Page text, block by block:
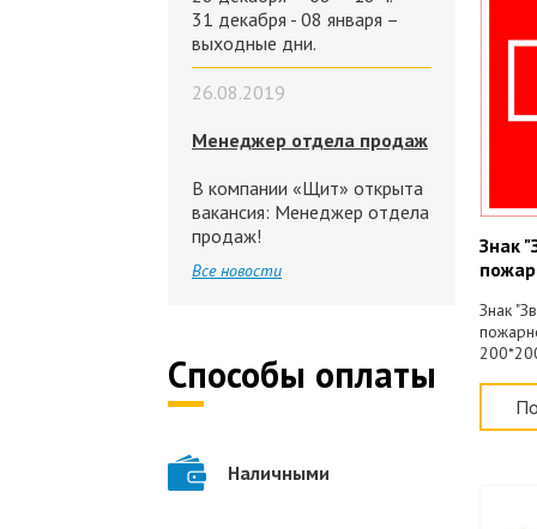
Знак
Знак
31 декабря - 08 января –
выходные дни.
26.08.2019
Менеджер отдела продаж
В компании «Щит» открыта
вакансия: Менеджер отдела
продаж!
Все новости
Способы оплаты
Наличными